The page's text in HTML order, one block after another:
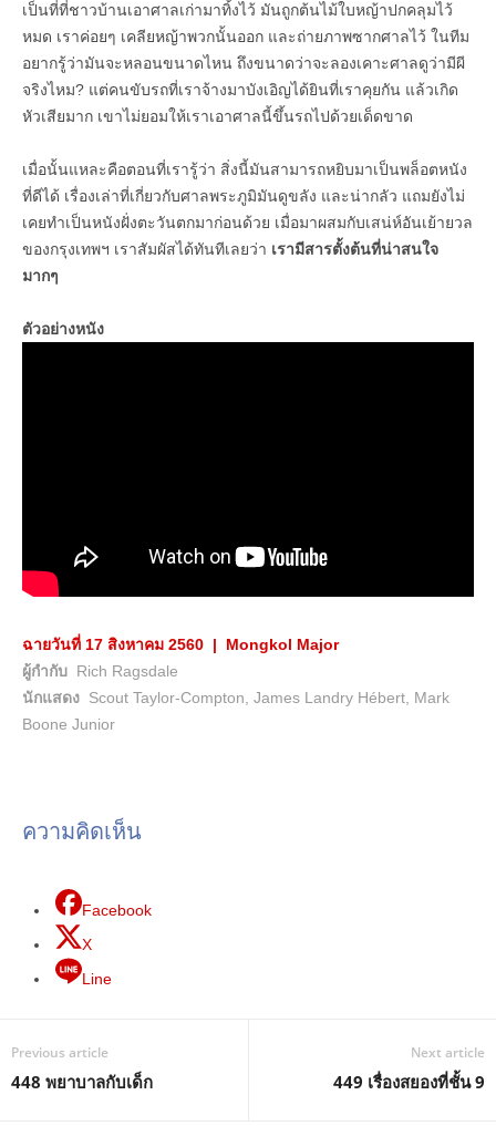
เป็นที่ที่ชาวบ้านเอาศาลเก่ามาทิ้งไว้ มันถูกต้นไม้ใบหญ้าปกคลุมไว้
หมด เราค่อยๆ เคลียหญ้าพวกนั้นออก และถ่ายภาพซากศาลไว้ ในทีม
อยากรู้ว่ามันจะหลอนขนาดไหน ถึงขนาดว่าจะลองเคาะศาลดูว่ามีผี
จริงไหม? แต่คนขับรถที่เราจ้างมาบังเอิญได้ยินที่เราคุยกัน แล้วเกิด
หัวเสียมาก เขาไม่ยอมให้เราเอาศาลนี้ขึ้นรถไปด้วยเด็ดขาด
เมื่อนั้นแหละคือตอนที่เรารู้ว่า สิ่งนี้มันสามารถหยิบมาเป็นพล็อตหนัง
ที่ดีได้ เรื่องเล่าที่เกี่ยวกับศาลพระภูมิมันดูขลัง และน่ากลัว แถมยังไม่
เคยทำเป็นหนังฝั่งตะวันตกมาก่อนด้วย เมื่อมาผสมกับเสน่ห์อันเย้ายวล
ของกรุงเทพฯ เราสัมผัสได้ทันทีเลยว่า เรามีสารตั้งต้นที่น่าสนใจ
มากๆ
ตัวอย่างหนัง
ฉายวันที่ 17 สิงหาคม 2560 | Mongkol Major
ผู้กำกับ Rich Ragsdale
นักแสดง Scout Taylor-Compton, James Landry Hébert, Mark
Boone Junior
ความคิดเห็น
Facebook
X
Line
Previous article
448 พยาบาลกับเด็ก
Next article
449 เรื่องสยองที่ชั้น 9